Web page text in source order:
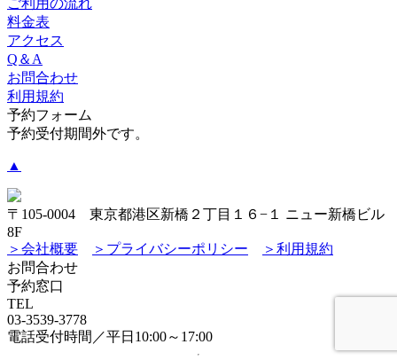
ご利用の流れ
料金表
アクセス
Q＆A
お問合わせ
利用規約
予約フォーム
予約受付期間外です。
▲
〒105-0004 東京都港区新橋２丁目１６−１ ニュー新橋ビル
8F
＞会社概要
＞プライバシーポリシー
＞利用規約
お問合わせ
予約窓口
TEL
03-3539-3778
電話受付時間／平日10:00～17:00